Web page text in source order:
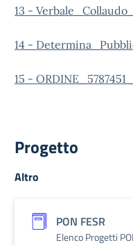
13 -
14 -
15 -
Progetto
Altro
PON FESR
Elenco Progetti